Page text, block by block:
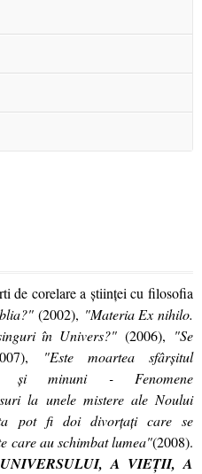
de corelare a ştiinţei cu filosofia
(2002), "Materia Ex nihilo.
în Univers?" (2006), "Se
"Este moartea sfârşitul
şi minuni - Fenomene
la unele mistere ale Noului
pot fi doi divorţaţi care se
care au schimbat lumea"(2008).
A VIEŢII, A